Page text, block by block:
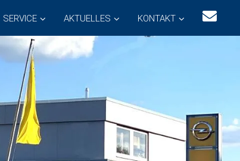
SERVICE AKTUELLES KONTAKT